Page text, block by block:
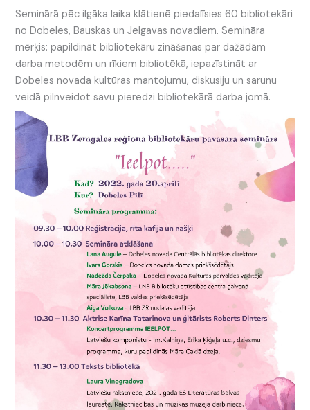
Seminārā pēc ilgāka laika klātienē piedalīsies 60 bibliotekāri
no Dobeles, Bauskas un Jelgavas novadiem. Semināra
mērķis: papildināt bibliotekāru zināšanas par dažādām
darba metodēm un rīkiem bibliotēkā, iepazīstināt ar
Dobeles novada kultūras mantojumu, diskusiju un sarunu
veidā pilnveidot savu pieredzi bibliotekārā darba jomā.